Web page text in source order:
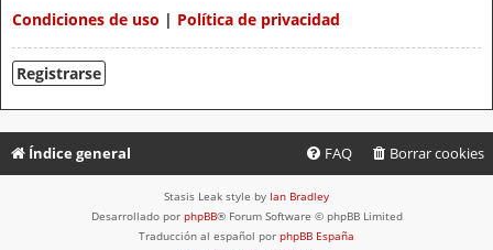
Condiciones de uso | Política de privacidad
Registrarse
Índice general Borrar cookies
FAQ
Stasis Leak style by Ian Bradley
Desarrollado por phpBB® Forum Software © phpBB Limited
Traducción al español por phpBB España